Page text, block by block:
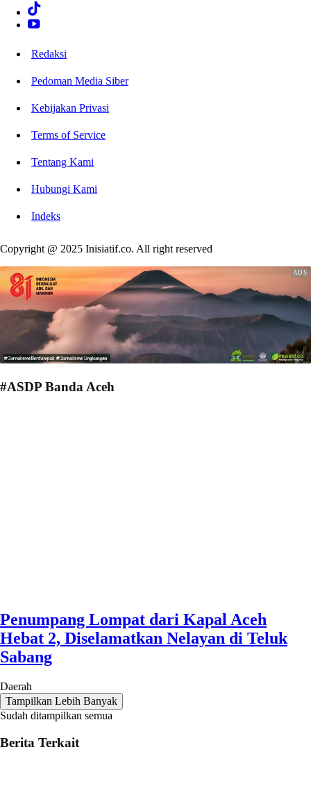
Redaksi
Pedoman Media Siber
Kebijakan Privasi
Terms of Service
Tentang Kami
Hubungi Kami
Indeks
Copyright @ 2025 Inisiatif.co. All right reserved
#ASDP Banda Aceh
Penumpang Lompat dari Kapal Aceh
Hebat 2, Diselamatkan Nelayan di Teluk
Sabang
Daerah
Tampilkan Lebih Banyak
Sudah ditampilkan semua
Berita Terkait